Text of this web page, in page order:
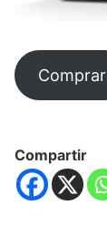
Comprar
Compartir